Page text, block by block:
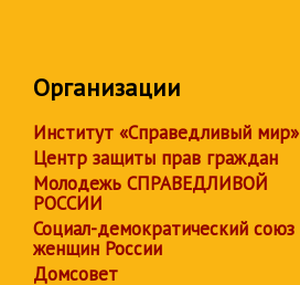
Организации
Институт «Справедливый мир»
Центр защиты прав граждан
Молодежь СПРАВЕДЛИВОЙ
РОССИИ
Социал-демократический союз
женщин России
Домсовет